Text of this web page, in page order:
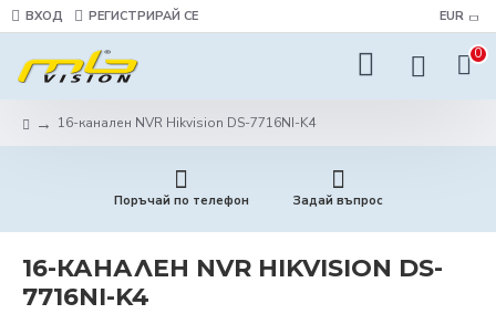
ВХОД РЕГИСТРИРАЙ СЕ EUR
0
16-канален NVR Hikvision DS-7716NI-K4
Поръчай по телефон Задай въпрос
16-КАНАЛЕН NVR HIKVISION DS-
7716NI-K4